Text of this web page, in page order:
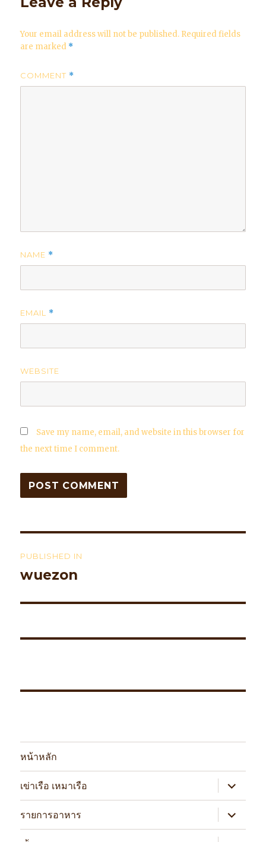
Your email address will not be published. Required fields
are marked *
COMMENT *
NAME *
EMAIL *
WEBSITE
Save my name, email, and website in this browser for
the next time I comment.
navigation
PUBLISHED IN
wuezon
หน้าหลัก
เข่าเรือ เหมาเรือ
expand
child
menu
รายการอาหาร
expand
child
menu